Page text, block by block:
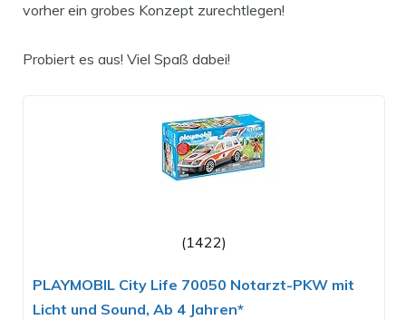
vorher ein grobes Konzept zurechtlegen!
Probiert es aus! Viel Spaß dabei!
(1422)
PLAYMOBIL City Life 70050 Notarzt-PKW mit
Licht und Sound, Ab 4 Jahren*